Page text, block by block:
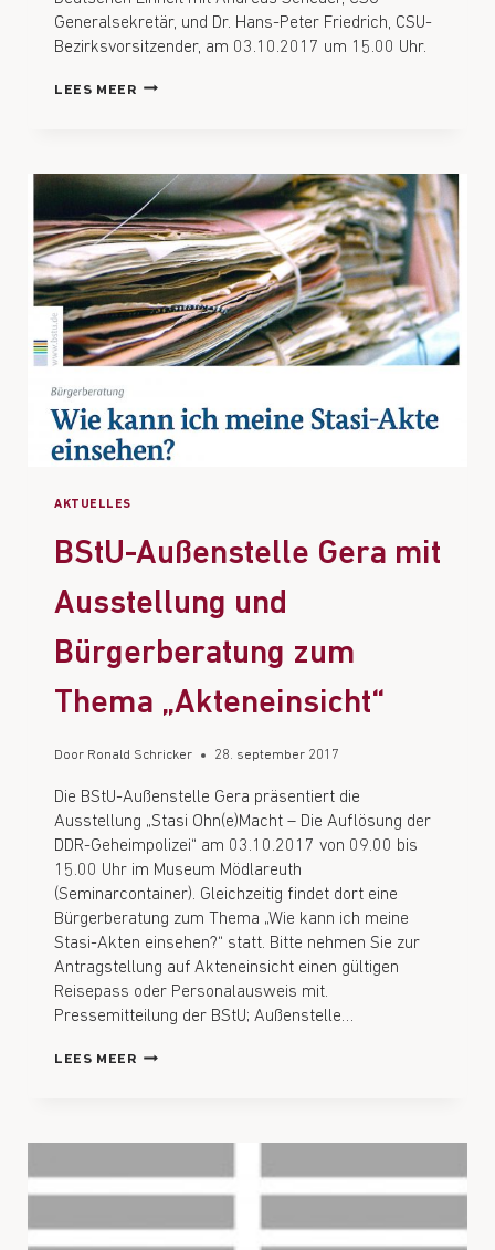
Generalsekretär, und Dr. Hans-Peter Friedrich, CSU-
Bezirksvorsitzender, am 03.10.2017 um 15.00 Uhr.
LEES MEER
AKTUELLES
BStU-Außenstelle Gera mit
Ausstellung und
Bürgerberatung zum
Thema „Akteneinsicht“
Door Ronald Schricker 28. september 2017
Die BStU-Außenstelle Gera präsentiert die
Ausstellung „Stasi Ohn(e)Macht – Die Auflösung der
DDR-Geheimpolizei“ am 03.10.2017 von 09.00 bis
15.00 Uhr im Museum Mödlareuth
(Seminarcontainer). Gleichzeitig findet dort eine
Bürgerberatung zum Thema „Wie kann ich meine
Stasi-Akten einsehen?“ statt. Bitte nehmen Sie zur
Antragstellung auf Akteneinsicht einen gültigen
Reisepass oder Personalausweis mit.
Pressemitteilung der BStU; Außenstelle…
LEES MEER